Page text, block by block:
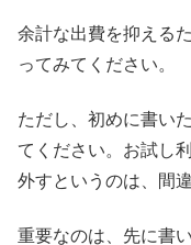
余計な出費を抑える
ってみてください。
ただし、初めに書い
てください。お試し
外すというのは、間
重要なのは、先に書